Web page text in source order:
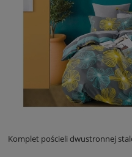
Komplet pościeli dwustronnej